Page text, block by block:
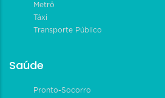
Metrô
Táxi
Transporte Público
Saúde
Pronto-Socorro